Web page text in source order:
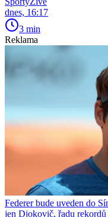
dnes, 16:17
3 min
Reklama
Federer bude uveden do
jen Djokovič, řadu rekordů